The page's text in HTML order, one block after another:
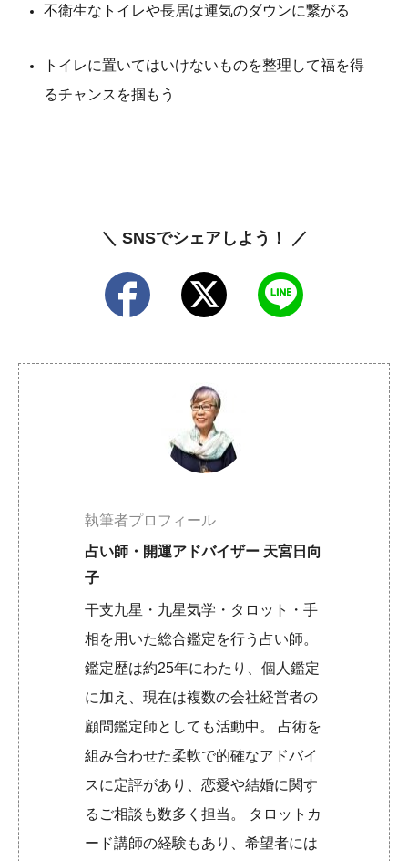
不衛生なトイレや長居は運気のダウンに繋がる
トイレに置いてはいけないものを整理して福を得
るチャンスを掴もう
＼ SNSでシェアしよう！ ／
執筆者プロフィール
占い師・開運アドバイザー 天宮日向
子
干支九星・九星気学・タロット・手
相を用いた総合鑑定を行う占い師。
鑑定歴は約25年にわたり、個人鑑定
に加え、現在は複数の会社経営者の
顧問鑑定師としても活動中。 占術を
組み合わせた柔軟で的確なアドバイ
スに定評があり、恋愛や結婚に関す
るご相談も数多く担当。 タロットカ
ード講師の経験もあり、希望者には